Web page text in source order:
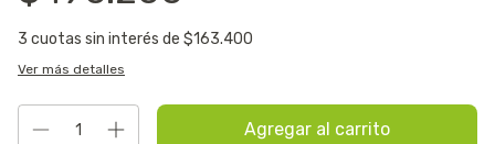
3 cuotas sin interés de $163.400
Ver más detalles